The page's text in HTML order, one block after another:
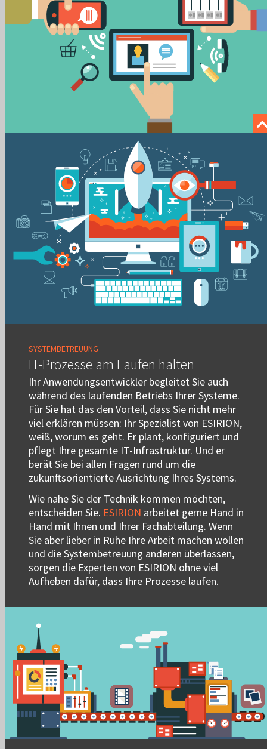
SYSTEMBETREUUNG
IT-Prozesse am Laufen halten
Ihr Anwendungsentwickler begleitet Sie auch
während des laufenden Betriebs Ihrer Systeme.
Für Sie hat das den Vorteil, dass Sie nicht mehr
viel erklären müssen: Ihr Spezialist von ESIRION,
weiß, worum es geht. Er plant, konfiguriert und
pflegt Ihre gesamte IT-Infrastruktur. Und er
berät Sie bei allen Fragen rund um die
zukunftsorientierte Ausrichtung Ihres Systems.
Wie nahe Sie der Technik kommen möchten,
entscheiden Sie. ESIRION arbeitet gerne Hand in
Hand mit Ihnen und Ihrer Fachabteilung. Wenn
Sie aber lieber in Ruhe Ihre Arbeit machen wollen
und die Systembetreuung anderen überlassen,
sorgen die Experten von ESIRION ohne viel
Aufheben dafür, dass Ihre Prozesse laufen.